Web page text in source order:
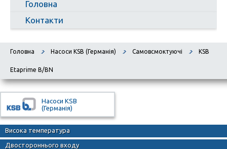
Головна
Контакти
Головна Насоси KSB (Германія) Самовсмоктуючі KSB
Etaprime B/BN
Насоси KSB
(Германія)
Висока температура
Двостороннього входу